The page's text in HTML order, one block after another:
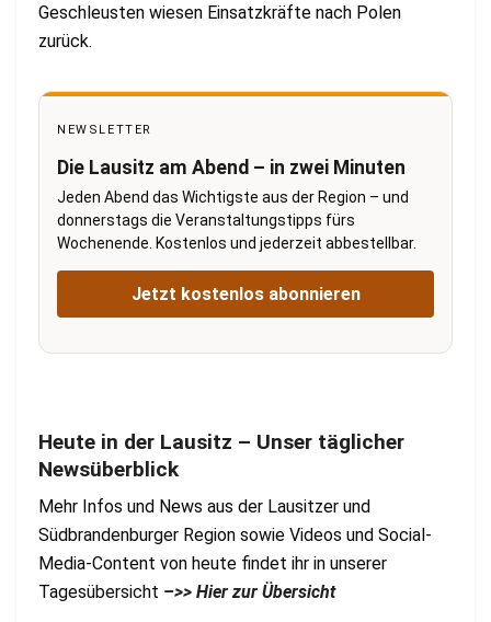
Geschleusten wiesen Einsatzkräfte nach Polen
zurück.
NEWSLETTER
Die Lausitz am Abend – in zwei Minuten
Jeden Abend das Wichtigste aus der Region – und
donnerstags die Veranstaltungstipps fürs
Wochenende. Kostenlos und jederzeit abbestellbar.
Jetzt kostenlos abonnieren
Heute in der Lausitz – Unser täglicher
Newsüberblick
Mehr Infos und News aus der Lausitzer und
Südbrandenburger Region sowie Videos und Social-
Media-Content von heute findet ihr in unserer
Tagesübersicht –>> Hier zur Übersicht